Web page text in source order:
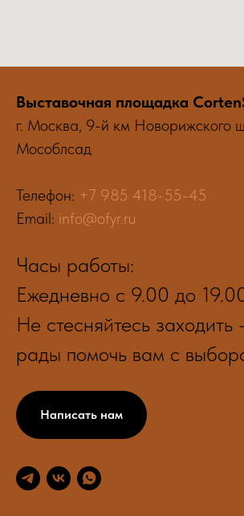
Выставочная площадка
г. Москва, 9-й км Новорижского
Мособлсад
Телефон: +7 985 418-55-45
Email: info@ofyr.ru
Часы работы:
Ежедневно с 9.00 до
Не стесняйтесь
рады помочь вам с
Написать нам